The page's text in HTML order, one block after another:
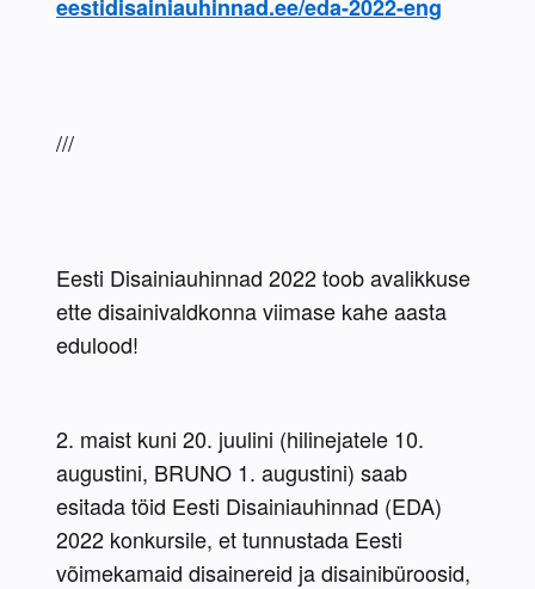
eestidisainiauhinnad.ee/eda-2022-eng
///
Eesti Disainiauhinnad 2022 toob avalikkuse
ette disainivaldkonna viimase kahe aasta
edulood!
2. maist kuni 20. juulini (hilinejatele 10.
augustini, BRUNO 1. augustini) saab
esitada töid Eesti Disainiauhinnad (EDA)
2022 konkursile, et tunnustada Eesti
võimekamaid disainereid ja disainibüroosid,